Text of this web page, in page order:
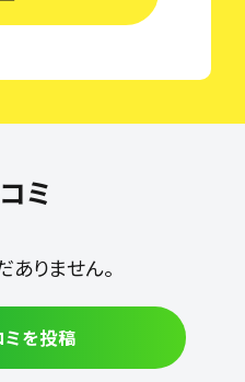
ミ
ありません。
ミを投稿